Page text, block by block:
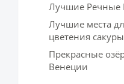
Лучшие Речные
Лучшие места
цветения
Прекрасные
Венеции